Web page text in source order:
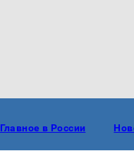
Главное в России